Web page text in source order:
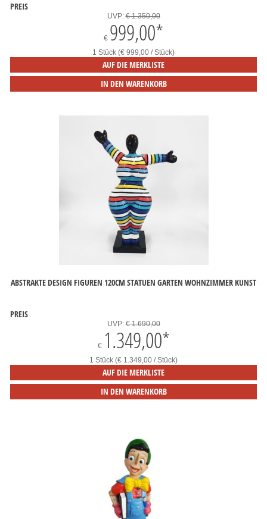
PREIS
UVP:€ 1.350,00
€ 999,00*
1 Stück (€ 999,00 / Stück)
AUF DIE MERKLISTE
IN DEN WARENKORB
ABSTRAKTE DESIGN FIGUREN 120CM STATUEN GARTEN WOHNZIMMER KUNST
PREIS
UVP:€ 1.690,00
€ 1.349,00*
1 Stück (€ 1.349,00 / Stück)
AUF DIE MERKLISTE
IN DEN WARENKORB